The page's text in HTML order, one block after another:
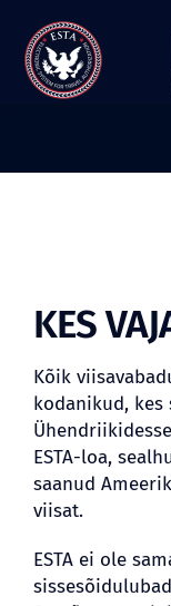
sisu
juurde
KONTROLLIGE
TURISMIVIISA
ABI
BLOGI
KES
Kõik
kodanikud, kes
ESTA-loa,
saanud
viisat.
ESTA ei ole